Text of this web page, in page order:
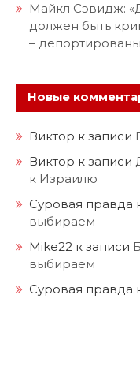
Майкл Сэвидж:
должен быть
–
Новые
Виктор к записи
Виктор к записи
к Израилю
Суровая правда
выбираем
Mike22 к записи
выбираем
Суровая правда